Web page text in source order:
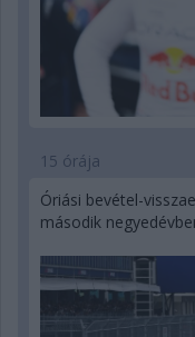
15 órája
Óriási bevétel-
második